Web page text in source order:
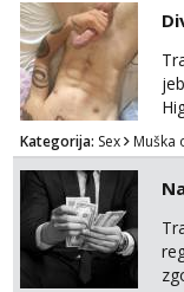
Kategorija: Sex Muška